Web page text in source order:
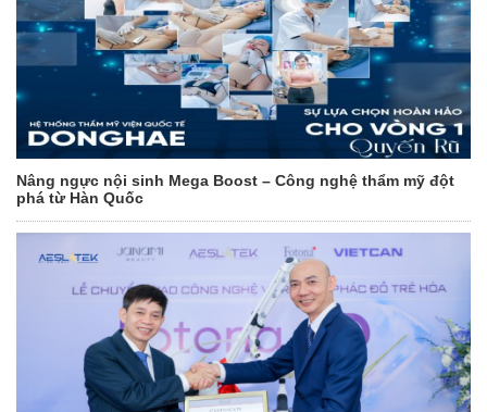
Nâng ngực nội sinh Mega Boost – Công nghệ thẩm mỹ đột
phá từ Hàn Quốc